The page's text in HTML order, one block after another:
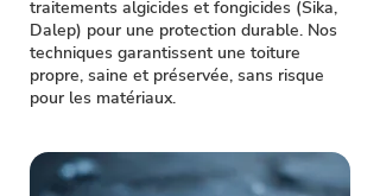
traitements algicides et fongicides (Sika,
Dalep) pour une protection durable. Nos
techniques garantissent une toiture
propre, saine et préservée, sans risque
pour les matériaux.